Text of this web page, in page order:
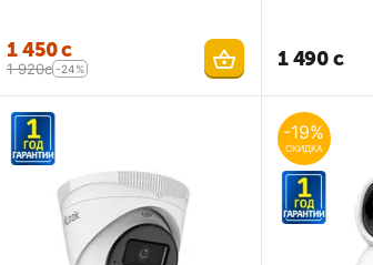
1 450с
1 920с -24% 1 490с
-19%
СКИДКА